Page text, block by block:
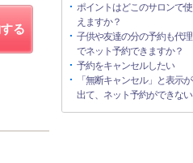
る
ポイントはどこのサロンで使
えますか？
子供や友達の分の予約も代理
でネット予約できますか？
予約をキャンセルしたい
「無断キャンセル」と表示が
出て、ネット予約ができない